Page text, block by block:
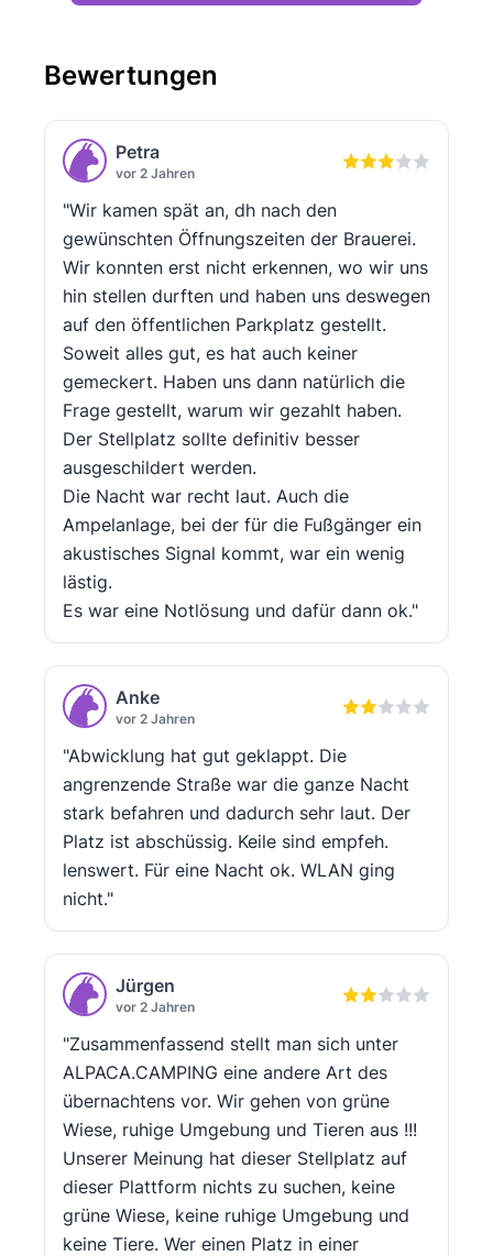
Bewertungen
Petra
vor 2 Jahren
"Wir kamen spät an, dh nach den
gewünschten Öffnungszeiten der Brauerei.
Wir konnten erst nicht erkennen, wo wir uns
hin stellen durften und haben uns deswegen
auf den öffentlichen Parkplatz gestellt.
Soweit alles gut, es hat auch keiner
gemeckert. Haben uns dann natürlich die
Frage gestellt, warum wir gezahlt haben.
Der Stellplatz sollte definitiv besser
ausgeschildert werden.
Die Nacht war recht laut. Auch die
Ampelanlage, bei der für die Fußgänger ein
akustisches Signal kommt, war ein wenig
lästig.
Es war eine Notlösung und dafür dann ok."
Anke
vor 2 Jahren
"Abwicklung hat gut geklappt. Die
angrenzende Straße war die ganze Nacht
stark befahren und dadurch sehr laut. Der
Platz ist abschüssig. Keile sind empfeh.
lenswert. Für eine Nacht ok. WLAN ging
nicht."
Jürgen
vor 2 Jahren
"Zusammenfassend stellt man sich unter
ALPACA.CAMPING eine andere Art des
übernachtens vor. Wir gehen von grüne
Wiese, ruhige Umgebung und Tieren aus !!!
Unserer Meinung hat dieser Stellplatz auf
dieser Plattform nichts zu suchen, keine
grüne Wiese, keine ruhige Umgebung und
keine Tiere. Wer einen Platz in einer